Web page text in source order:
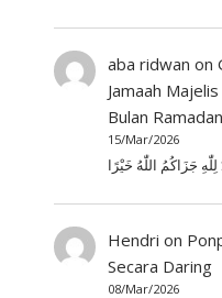
aba ridwan on
Jamaah
Bulan Ramadan
15/Mar/2026
جَزَاكُمُ اللّٰهُ خَيْرًا
Hendri on
Secara Daring
08/Mar/2026